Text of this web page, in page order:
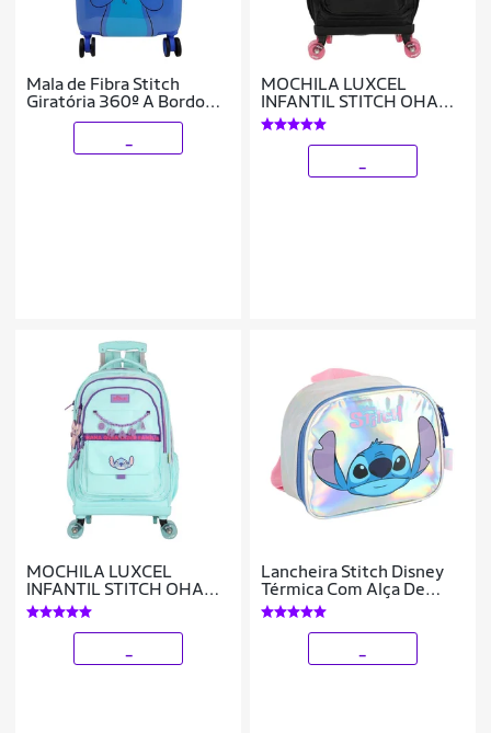
Mala de Fibra Stitch
Giratória 360º A Bordo
10533
MOCHILA LUXCEL
INFANTIL STITCH OHANA
COM RODAS
MC50082SC
MOCHILA LUXCEL
INFANTIL STITCH OHANA
COM RODAS
MC50082SC
Lancheira Stitch Disney
Térmica Com Alça De
Costas Infantil